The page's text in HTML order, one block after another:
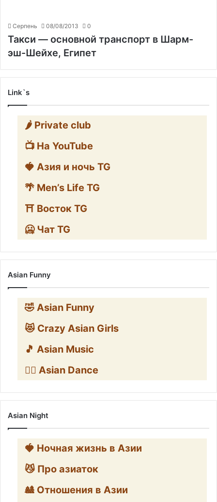
Серпень 08/08/2013 0
Такси — основной транспорт в Шарм-
эш-Шейхе, Египет
Link`s
🌶️ Private club
📺 На YouTube
🍓 Азия и ночь TG
🌴 Men’s Life TG
⛩️ Восток TG
🥶 Чат TG
Asian Funny
🤣 Asian Funny
😻 Crazy Asian Girls
🎵 Asian Music
👯‍♀️ Asian Dance
Asian Night
🍓 Ночная жизнь в Азии
😼 Про азиаток
🎎 Отношения в Азии